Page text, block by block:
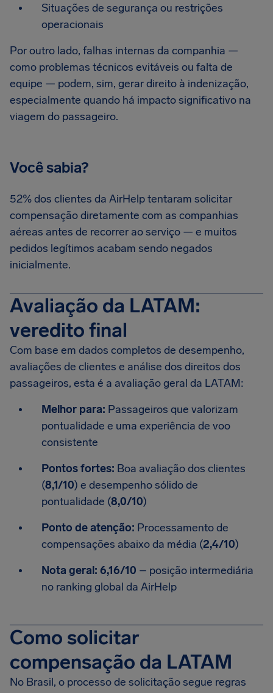
Situações de segurança ou restrições
operacionais
Por outro lado, falhas internas da companhia —
como problemas técnicos evitáveis ou falta de
equipe — podem, sim, gerar direito à indenização,
especialmente quando há impacto significativo na
viagem do passageiro.
Você sabia?
52% dos clientes da AirHelp tentaram solicitar
compensação diretamente com as companhias
aéreas antes de recorrer ao serviço — e muitos
pedidos legítimos acabam sendo negados
inicialmente.
Avaliação da LATAM:
veredito final
Com base em dados completos de desempenho,
avaliações de clientes e análise dos direitos dos
passageiros, esta é a avaliação geral da LATAM:
Melhor para: Passageiros que valorizam
pontualidade e uma experiência de voo
consistente
Pontos fortes: Boa avaliação dos clientes
(8,1/10) e desempenho sólido de
pontualidade (8,0/10)
Ponto de atenção: Processamento de
compensações abaixo da média (2,4/10)
Nota geral: 6,16/10 – posição intermediária
no ranking global da AirHelp
Como solicitar
compensação da LATAM
No Brasil, o processo de solicitação segue regras